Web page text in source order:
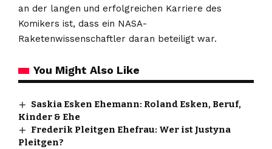
an der langen und erfolgreichen Karriere des
Komikers ist, dass ein NASA-
Raketenwissenschaftler daran beteiligt war.
You Might Also Like
Saskia Esken Ehemann: Roland Esken, Beruf,
Kinder & Ehe
Frederik Pleitgen Ehefrau: Wer ist Justyna
Pleitgen?